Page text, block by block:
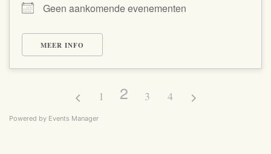
Geen aankomende evenementen
MEER INFO
1 2 3 4
Powered by Events Manager